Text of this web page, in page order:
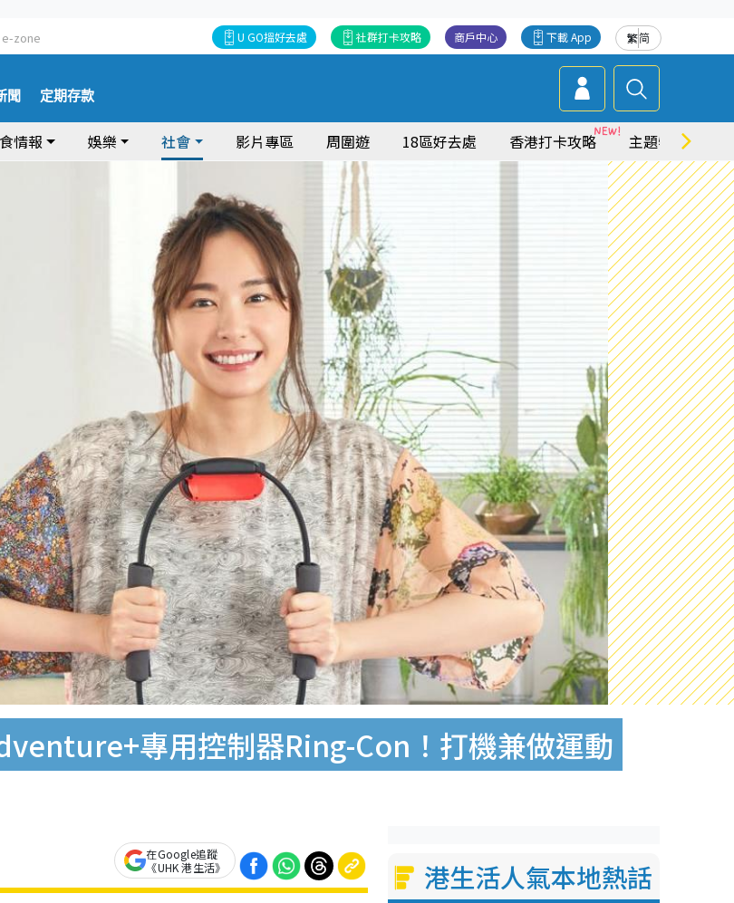
e-zone 繁简
下載 App
商戶中心
社群打卡攻略
U GO搵好去處
聞 定期存款
情報 娛樂 社會 影片專區 周圍遊 18區好去處 香港打卡攻略 主題特集
專用控制器Ring-Con！打機兼做運動
在Google追蹤
《UHK 港生活》
港生活人氣本地熱話